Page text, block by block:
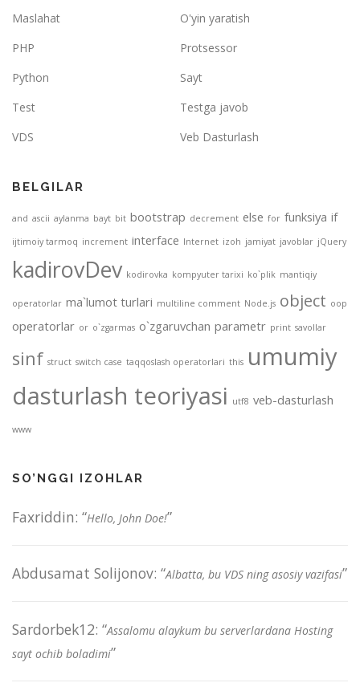
Maslahat
O'yin yaratish
PHP
Protsessor
Python
Sayt
Test
Testga javob
VDS
Veb Dasturlash
BELGILAR
and ascii aylanma bayt bit bootstrap decrement else for funksiya if
ijtimoiy tarmoq increment interface Internet izoh jamiyat javoblar jQuery
kadirovDev kodirovka kompyuter tarixi ko`plik mantiqiy
operatorlar ma`lumot turlari multiline comment Node.js object oop
operatorlar or o`zgarmas o`zgaruvchan parametr print savollar
sinf struct switch case taqqoslash operatorlari this umumiy
dasturlash teoriyasi utf8 veb-dasturlash
www
SO’NGGI IZOHLAR
Faxriddin: “Hello, John Doe!”
Abdusamat Solijonov: “Albatta, bu VDS ning asosiy vazifasi”
Sardorbek12: “Assalomu alaykum bu serverlardana Hosting
sayt ochib boladimi”